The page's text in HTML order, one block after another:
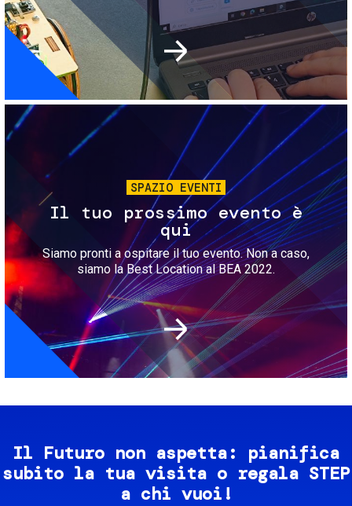
Immagine
SPAZIO EVENTI
Il tuo prossimo evento è
qui
Siamo pronti a ospitare il tuo evento. Non a caso,
siamo la Best Location al BEA 2022.
Il Futuro non aspetta: pianifica
subito la tua visita o regala STEP
a chi vuoi!